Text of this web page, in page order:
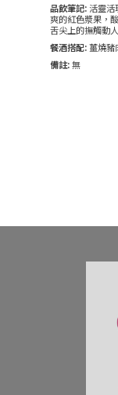
品飲筆記: 活靈活
爽的紅色漿果，
舌尖上的撫觸動
餐酒搭配:薑燒豬
備註:無